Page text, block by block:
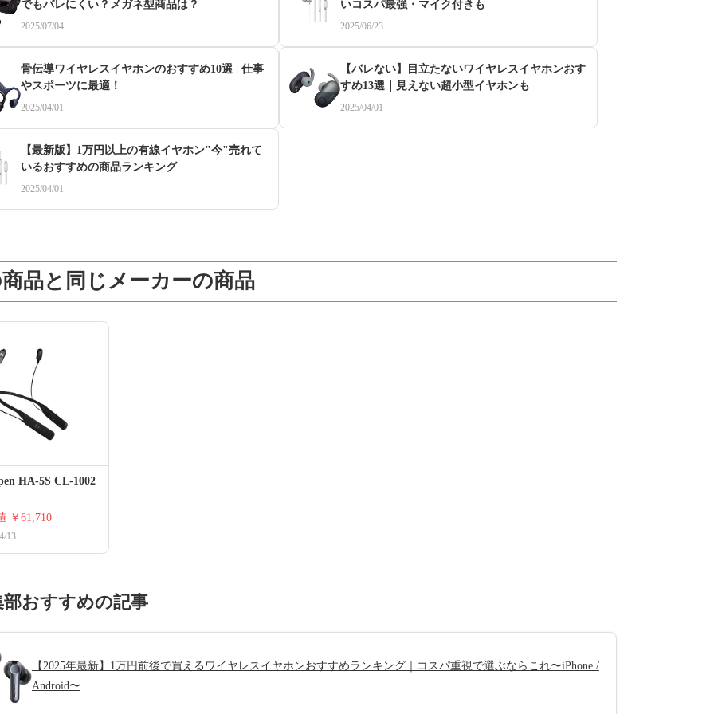
でもバレにくい？メガネ型商品は？
2025/07/04
いコスパ最強・マイク付きも
2025/06/23
骨伝導ワイヤレスイヤホンのおすすめ10選 | 仕事
やスポーツに最適！
2025/04/01
【バレない】目立たないワイヤレスイヤホンおす
すめ13選｜見えない超小型イヤホンも
2025/04/01
【最新版】1万円以上の有線イヤホン"今"売れて
いるおすすめの商品ランキング
2025/04/01
品と同じメーカーの商品
HA-5S CL-1002
￥61,710
13
部おすすめの記事
【2025年最新】1万円前後で買えるワイヤレスイヤホンおすすめランキング｜コスパ重視で選ぶならこれ〜iPhone /
Android〜